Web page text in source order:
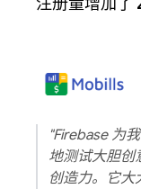
注册量增加了
"Firebase 为
地测试大胆创
创造力。它大